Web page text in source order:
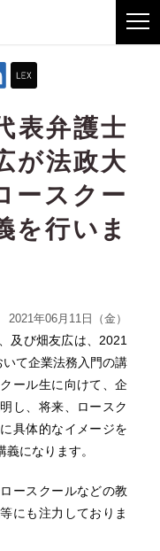
表弁護士
が法政大
ースクー
を行いま
2021年06月11日（金）
及び畑友広は、2021
て企業法務入門の講
ール生に向けて、企
し、将来、ロースク
具体的なイメージを
になります。
ースクールなどの教
にも注力しておりま